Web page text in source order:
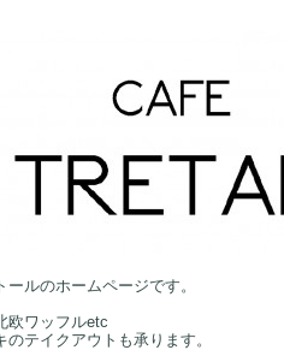
ルのホームページです。
欧ワッフルetc
テイクアウトも承ります。